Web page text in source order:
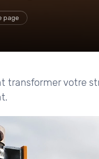
page
transformer votre